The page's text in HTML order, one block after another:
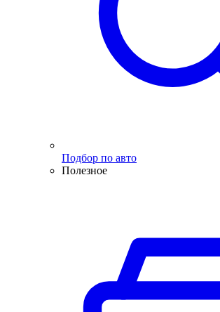
Подбор по авто
Полезное